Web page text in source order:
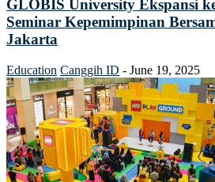
GLOBIS University Ekspansi
Seminar Kepemimpinan
Jakarta
Education Canggih ID - June 19, 2025